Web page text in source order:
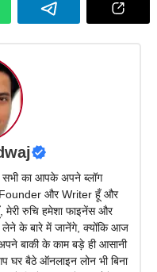
सभी का आपके अपने ब्लॉग
Founder और Writer हूँ और
रुचि हमेशा फाइनेंस और
लेने के बारे में जानेंगे, क्योंकि आज
बाकी के काम बड़े ही आसानी
बैठे ऑनलाइन लोन भी बिना